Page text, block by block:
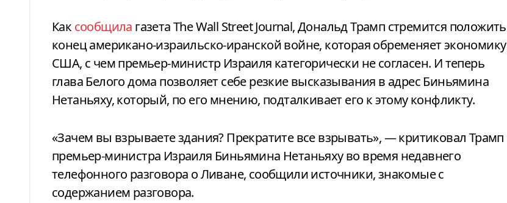
Как сообщила газета The Wall Street Journal, Дональд Трамп стремится положить
конец американо-израильско-иранской войне, которая обременяет экономику
США, с чем премьер-министр Израиля категорически не согласен. И теперь
глава Белого дома позволяет себе резкие высказывания в адрес Биньямина
Нетаньяху, который, по его мнению, подталкивает его к этому конфликту.
«Зачем вы взрываете здания? Прекратите все взрывать», — критиковал Трамп
премьер-министра Израиля Биньямина Нетаньяху во время недавнего
телефонного разговора о Ливане, сообщили источники, знакомые с
содержанием разговора.